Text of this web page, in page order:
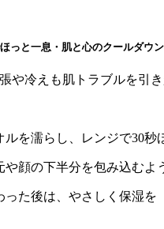
っと一息・肌と心のクールダウン
や冷えも肌トラブルを引
を濡らし、レンジで30秒
顔の下半分を包み込むよ
た後は、やさしく保湿を